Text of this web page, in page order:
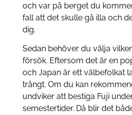
och var på berget du
fall att det skulle gå illa och
dig.
Sedan behöver du välja
försök. Eftersom det är en
och Japan är ett välbefolkat
trångt. Om du kan
undviker att bestiga Fuji
semestertider. Då blir det